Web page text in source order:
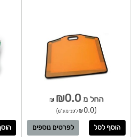
החל מ₪0.0
₪
(0.0 ₪ לפני מע"מ)
לפרטים נוספים